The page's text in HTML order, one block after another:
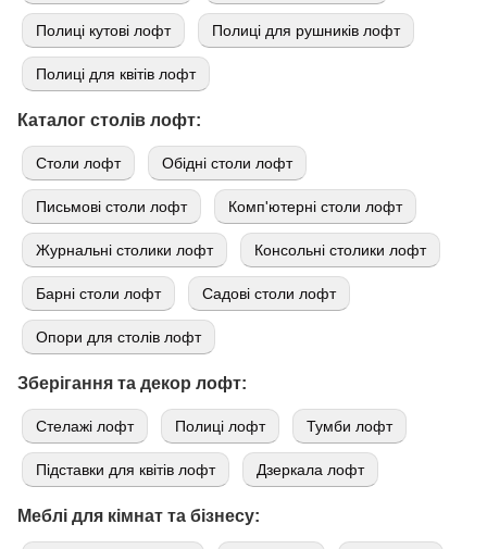
Полиці кутові лофт Полиці для рушників лофт
Полиці для квітів лофт
Каталог столів лофт:
Cтоли лофт Обідні столи лофт
Письмові столи лофт Комп'ютерні столи лофт
Журнальні столики лофт Консольні столики лофт
Барні столи лофт Садові столи лофт
Опори для столів лофт
Зберігання та декор лофт:
Стелажі лофт Полиці лофт Тумби лофт
Підставки для квітів лофт Дзеркала лофт
Меблі для кімнат та бізнесу: